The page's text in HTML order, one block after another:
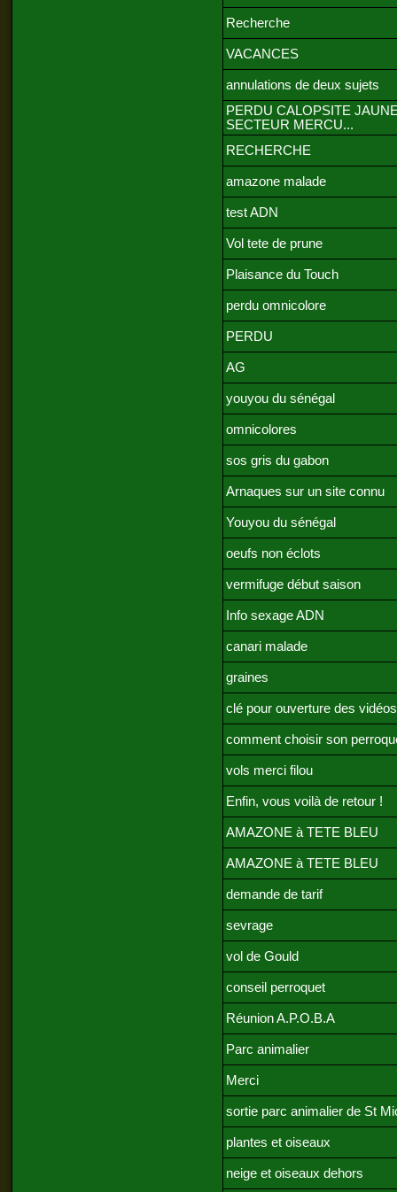
Recherche
VACANCES
annulations de deux sujets
PERDU CALOPSITE
SECTEUR MERCU...
RECHERCHE
amazone malade
test ADN
Vol tete de prune
Plaisance du Touch
perdu omnicolore
PERDU
AG
youyou du sénégal
omnicolores
sos gris du gabon
Arnaques sur un site connu
Youyou du sénégal
oeufs non éclots
vermifuge début saison
Info sexage ADN
canari malade
graines
clé pour ouverture des vidéos
comment choisir son
vols merci filou
Enfin, vous voilà de retour !
AMAZONE à TETE BLEU
AMAZONE à TETE BLEU
demande de tarif
sevrage
vol de Gould
conseil perroquet
Réunion A.P.O.B.A
Parc animalier
Merci
sortie parc animalier de St
plantes et oiseaux
neige et oiseaux dehors